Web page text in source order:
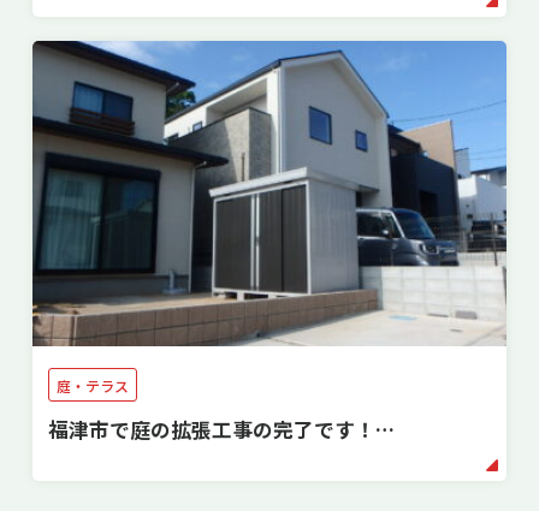
庭・テラス
福津市で庭の拡張工事の完了です！…